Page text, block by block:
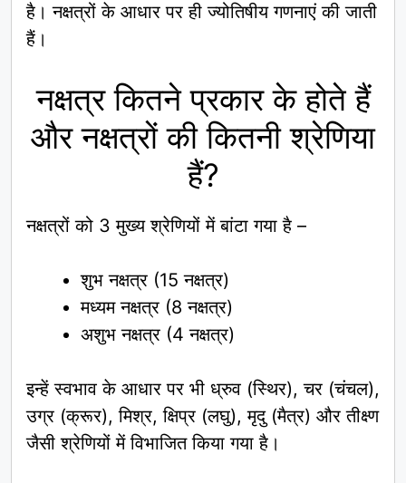
है। नक्षत्रों के आधार पर ही ज्योतिषीय गणनाएं की जाती
हैं।
नक्षत्र कितने प्रकार के होते हैं
और नक्षत्रों की कितनी श्रेणिया
हैं?
नक्षत्रों को 3 मुख्य श्रेणियों में बांटा गया है –
शुभ नक्षत्र (15 नक्षत्र)
मध्यम नक्षत्र (8 नक्षत्र)
अशुभ नक्षत्र (4 नक्षत्र)
इन्हें स्वभाव के आधार पर भी ध्रुव (स्थिर), चर (चंचल),
उग्र (क्रूर), मिश्र, क्षिप्र (लघु), मृदु (मैत्र) और तीक्ष्ण
जैसी श्रेणियों में विभाजित किया गया है।